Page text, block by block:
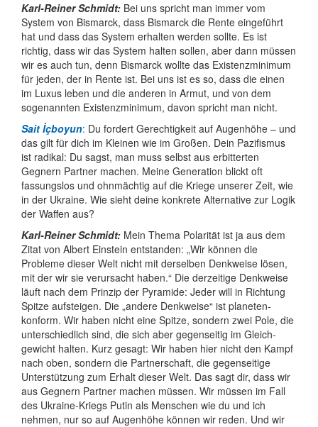
Karl-Reiner Schmidt: Bei uns spricht man immer vom
System von Bismarck, dass Bismarck die Rente eingeführt
hat und dass das System erhalten werden sollte. Es ist
richtig, dass wir das System halten sollen, aber dann müssen
wir es auch tun, denn Bismarck wollte das Existenz­minimum
für jeden, der in Rente ist. Bei uns ist es so, dass die einen
im Luxus leben und die anderen in Armut, und von dem
soge­nannten Existenz­minimum, davon spricht man nicht.
Sait İçboyun: Du fordert Gerechtigkeit auf Augenhöhe – und
das gilt für dich im Kleinen wie im Großen. Dein Pazifismus
ist radikal: Du sagst, man muss selbst aus erbitterten
Gegnern Partner machen. Meine Gene­ration blickt oft
fassungslos und ohn­mächtig auf die Kriege unserer Zeit, wie
in der Ukraine. Wie sieht deine konkrete Alter­native zur Logik
der Waffen aus?
Karl-Reiner Schmidt: Mein Thema Polarität ist ja aus dem
Zitat von Albert Einstein entstanden: „Wir können die
Probleme dieser Welt nicht mit derselben Denkweise lösen,
mit der wir sie verursacht haben.“ Die derzeitige Denkweise
läuft nach dem Prinzip der Pyramide: Jeder will in Richtung
Spitze aufsteigen. Die „andere Denkweise“ ist planeten­
konform. Wir haben nicht eine Spitze, sondern zwei Pole, die
unter­schied­lich sind, die sich aber gegen­seitig im Gleich­
gewicht halten. Kurz gesagt: Wir haben hier nicht den Kampf
nach oben, sondern die Partner­schaft, die gegen­seitige
Unter­stützung zum Erhalt dieser Welt. Das sagt dir, dass wir
aus Gegnern Partner machen müssen. Wir müssen im Fall
des Ukraine-Kriegs Putin als Menschen wie du und ich
nehmen, nur so auf Augenhöhe können wir reden. Und wir